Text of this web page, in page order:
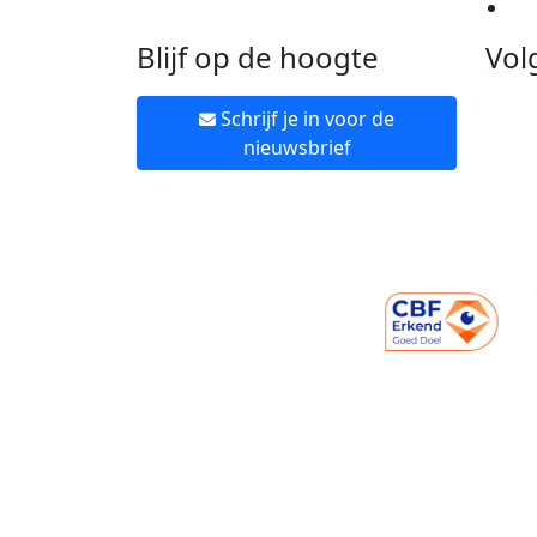
Blijf op de hoogte
Schrijf je in voor de
nieuwsbrief